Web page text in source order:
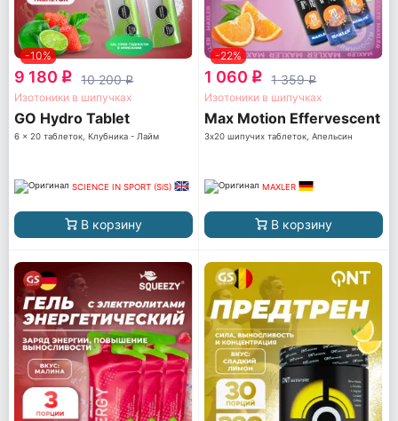
-10%
9 180 q 10 200q
Изотоники в шипучках
GO Hydro Tablet
6 x 20 таблеток, Клубника - Лайм
SCIENCE IN SPORT (SiS)
В корзину
-22%
1 060 q 1 359q
Изотоники в шипучках
Max Motion Effervescent
3х20 шипучих таблеток, Апельсин
MAXLER
В корзину